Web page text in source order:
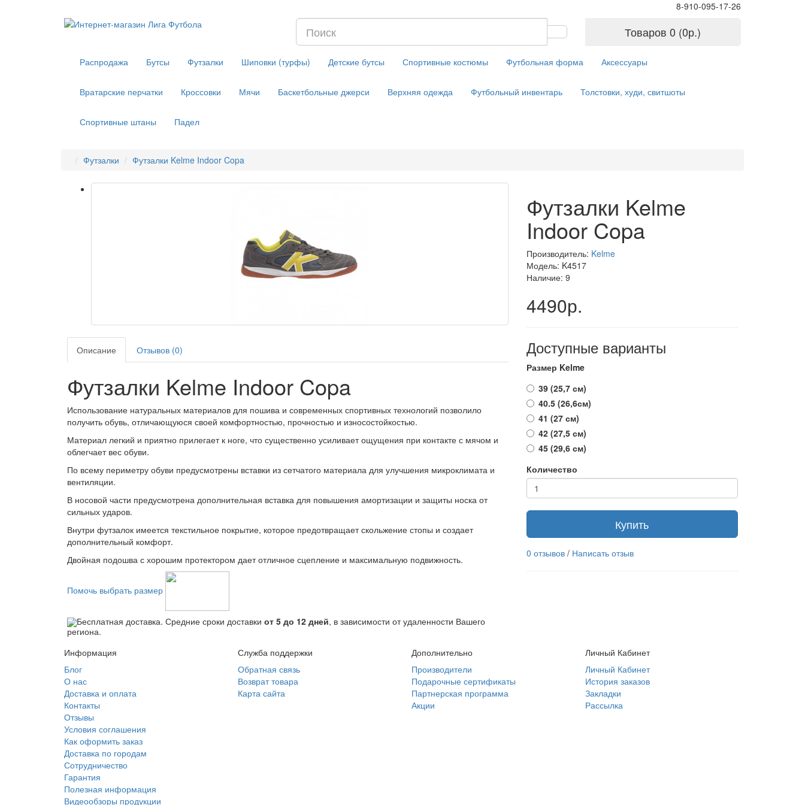
8-910-095-17-26
Товаров 0 (0р.)
Распродажа Бутсы Футзалки Шиповки (турфы) Детские бутсы Спортивные костюмы Футбольная форма Аксессуары
Вратарские перчатки Кроссовки Мячи Баскетбольные джерси Верхняя одежда Футбольный инвентарь Толстовки, худи, свитшоты
Спортивные штаны Падел
Футзалки Футзалки Kelme Indoor Copa
Описание Отзывов (0)
Футзалки Kelme Indoor Copa
Использование натуральных материалов для пошива и современных спортивных технологий позволило
получить обувь, отличающуюся своей комфортностью, прочностью и износостойкостью.
Материал легкий и приятно прилегает к ноге, что существенно усиливает ощущения при контакте с мячом и
облегчает вес обуви.
По всему периметру обуви предусмотрены вставки из сетчатого материала для улучшения микроклимата и
вентиляции.
В носовой части предусмотрена дополнительная вставка для повышения амортизации и защиты носка от
сильных ударов.
Внутри футзалок имеется текстильное покрытие, которое предотвращает скольжение стопы и создает
дополнительный комфорт.
Двойная подошва с хорошим протектором дает отличное сцепление и максимальную подвижность.
Помочь выбрать размер
Бесплатная доставка. Средние сроки доставки от 5 до 12 дней, в зависимости от удаленности Вашего
региона.
Футзалки Kelme
Indoor Copa
Производитель: Kelme
Модель: K4517
Наличие: 9
4490р.
Доступные варианты
Размер Kelme
39 (25,7 см)
40.5 (26,6см)
41 (27 см)
42 (27,5 см)
45 (29,6 см)
Количество
Купить
0 отзывов/ Написать отзыв
Информация
Блог
О нас
Доставка и оплата
Контакты
Отзывы
Условия соглашения
Как оформить заказ
Доставка по городам
Сотрудничество
Гарантия
Полезная информация
Видеообзоры продукции
Служба поддержки
Обратная связь
Возврат товара
Карта сайта
Дополнительно
Производители
Подарочные сертификаты
Партнерская программа
Акции
Личный Кабинет
Личный Кабинет
История заказов
Закладки
Рассылка